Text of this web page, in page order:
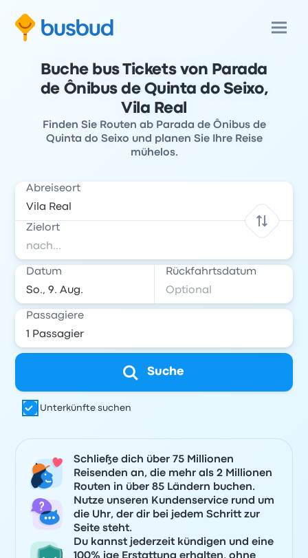
Buche bus Tickets von Parada
de Ônibus de Quinta do Seixo,
Vila Real
Finden Sie Routen ab Parada de Ônibus de
Quinta do Seixo und planen Sie Ihre Reise
mühelos.
Abreiseort
Zielort
Datum Rückfahrtsdatum
Passagiere
Suche
Unterkünfte suchen
Schließe dich über 75 Millionen
Reisenden an, die mehr als 2 Millionen
Routen in über 85 Ländern buchen.
Nutze unseren Kundenservice rund um
die Uhr, der dir bei jedem Schritt zur
Seite steht.
Du kannst jederzeit kündigen und eine
100% ige Erstattung erhalten, ohne